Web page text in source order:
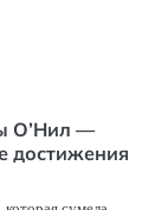
О’Нил —
достижения